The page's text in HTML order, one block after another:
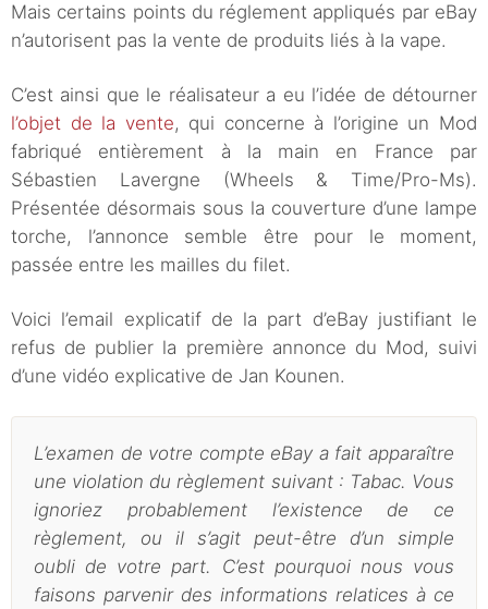
Mais certains points du réglement appliqués par eBay
n’autorisent pas la vente de produits liés à la vape.
C’est ainsi que le réalisateur a eu l’idée de détourner
l’objet de la vente, qui concerne à l’origine un Mod
fabriqué entièrement à la main en France par
Sébastien Lavergne (Wheels & Time/Pro-Ms).
Présentée désormais sous la couverture d’une lampe
torche, l’annonce semble être pour le moment,
passée entre les mailles du filet.
Voici l’email explicatif de la part d’eBay justifiant le
refus de publier la première annonce du Mod, suivi
d’une vidéo explicative de Jan Kounen.
L’examen de votre compte eBay a fait apparaître
une violation du règlement suivant : Tabac. Vous
ignoriez probablement l’existence de ce
règlement, ou il s’agit peut-être d’un simple
oubli de votre part. C’est pourquoi nous vous
faisons parvenir des informations relatices à ce